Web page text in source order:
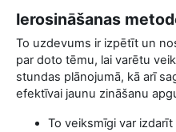
Ierosināšanas
To uzdevums ir izpētīt un
par doto tēmu, lai varētu
stundas plānojumā, kā arī
efektīvai jaunu zināšanu
To veiksmīgi var